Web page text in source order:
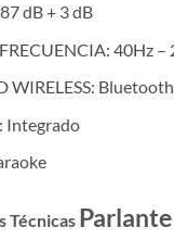
dB + 3 dB
40Hz –
WIRELESS: Bluetooth
Integrado
Técnicas